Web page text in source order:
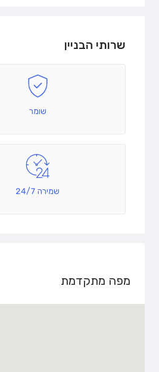
שרותי הבניין
שומר
שמירה 24/7
מפה מתקדמת